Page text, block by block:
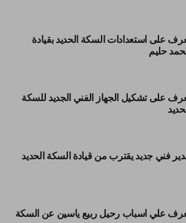
على استعدادات السكة الحديد بقيادة
حليم
على تشكيل الجهاز الفني الجديد للسكة
فني جديد يقترب من قيادة السكة الحديد
علي اسباب رحيل ربيع ياسين عن السكة